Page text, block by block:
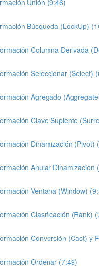
Unión (9:46)
Búsqueda (LookUp)
Columna Derivada
Seleccionar (Select)
Agregado
Clave Suplente
Dinamización (Pivot)
Anular Dinamización
Ventana (Window)
Clasificación (Rank)
Conversión (Cast) y
Ordenar (7:49)